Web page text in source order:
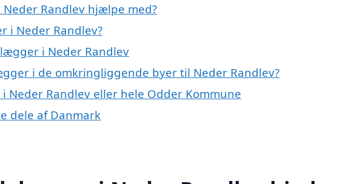
Randlev hjælpe med?
i Neder Randlev?
i Neder Randlev
i de omkringliggende byer til Neder Randlev?
Neder Randlev eller hele Odder Kommune
dele af Danmark